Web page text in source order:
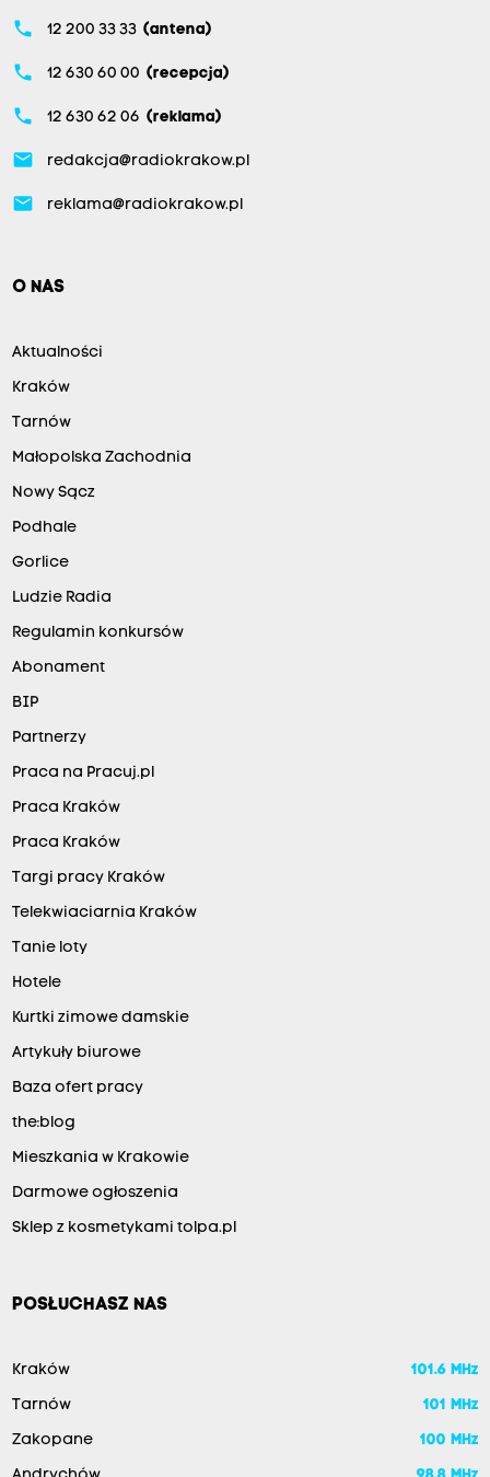
phone 12 200 33 33 (antena)
phone 12 630 60 00 (recepcja)
phone 12 630 62 06 (reklama)
email redakcja@radiokrakow.pl
email reklama@radiokrakow.pl
O NAS
Aktualności
Kraków
Tarnów
Małopolska Zachodnia
Nowy Sącz
Podhale
Gorlice
Ludzie Radia
Regulamin konkursów
Abonament
BIP
Partnerzy
Praca na Pracuj.pl
Praca Kraków
Praca Kraków
Targi pracy Kraków
Telekwiaciarnia Kraków
Tanie loty
Hotele
Kurtki zimowe damskie
Artykuły biurowe
Baza ofert pracy
the:blog
Mieszkania w Krakowie
Darmowe ogłoszenia
Sklep z kosmetykami tolpa.pl
POSŁUCHASZ NAS
Kraków 101.6 MHz
Tarnów 101 MHz
Zakopane 100 MHz